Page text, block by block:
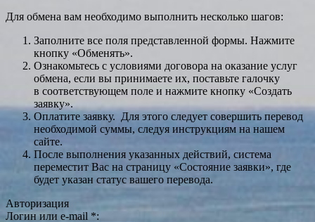
Для обмена вам необходимо выполнить несколько шагов:
Заполните все поля представленной формы. Нажмите
кнопку «Обменять».
Ознакомьтесь с условиями договора на оказание услуг
обмена, если вы принимаете их, поставьте галочку
в соответствующем поле и нажмите кнопку «Создать
заявку».
Оплатите заявку. Для этого следует совершить перевод
необходимой суммы, следуя инструкциям на нашем
сайте.
После выполнения указанных действий, система
переместит Вас на страницу «Состояние заявки», где
будет указан статус вашего перевода.
Авторизация
Логин или e-mail *: